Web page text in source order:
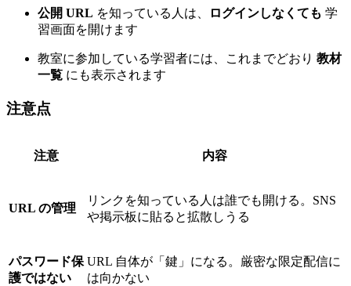
公開 URL を知っている人は、 ログインしなくても 学
習画面を開けます
教室に参加している学習者には、これまでどおり 教材
一覧 にも表示されます
注意点
注意 内容
URL の管理
リンクを知っている人は誰でも開ける。SNS
や掲示板に貼ると拡散しうる
パスワード保
護ではない
URL 自体が「鍵」になる。厳密な限定配信に
は向かない